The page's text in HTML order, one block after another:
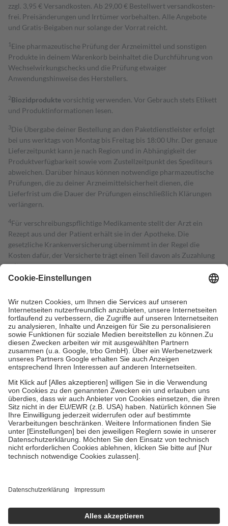
zzgl. 3,95 € Versandkosten. Ab 29,00 € Bestell­wert versand­kosten­
frei. Preisänderungen und Irrtümer vorbehalten. Alle Angebote
und Gratis-Beigaben nur solange der Vorrat reicht.
1 Eine pharmazeutische Prüfung der Arzneimittel und sonstigen
Produkte in deinem Warenkorb beinhaltet die Durchführung von
Wechselwirkungschecks und die Prüfung etwaiger
Anwendungshinweise des Herstellers.
2Biozidproduktevorsichtig verwenden. Vor Gebrauch stets Etikett
und Produktinformationen lesen.
3Die Übergabe deiner Bestellung an den Paketdienstleister erfolgt
bei uns werktags von Montag bis Freitag bis 18:00 Uhr. Der genaue
Lieferzeitpunkt kann je nach Region und in Abhängigkeit der
Produktverfügbarkeit sowie vom Zustellzeitpunkt des Spediteurs
abweichen. Darüber hinaus können notwendige pharmazeutische
Prüfungen, die zu deiner Arzneimittelsicherheit dienen, die
Lieferfrist um die Dauer der Prüfungen einschließlich Klärungen
verlängern.
4Für verschreibungspflichtige Medikamente stellt der Arzt ein
Rezept aus und der Patient erhält sie in der Apotheke. Die
gesetzliche Krankenversicherung übernimmt in der Regel die
Kosten dafür, der Versicherte trägt einen Teil davon als Zuzahlung
mit.
Grundsätzlich leisten Mitglieder Zuzahlungen in Höhe von zehn
höchstens zehn Euro.
Es sind jedoch nie mehr als die tatsächlichen
Kosten der Leistung zu entrichten.
Diese Regeln gelten grundsätzlich auch für Online-Apotheken.
Bei Heilmitteln und häuslicher Krankenpflege beträgt die
Zuzahlung zehn Prozent der Kosten sowie zehn Euro je
Verordnung.
Um das Engagement der Versicherten für ihre eigene Gesundheit zu
stärken und die besondere Stellung der Familie zu unterstützen,
fallenkeine Zuzahlungenan bei:
• Kindern und Jugendlichen bis zum vollendeten 18. Lebensjahr
mit Ausnahme der Fahrkosten
• Untersuchungen zur Vorsorge und Früherkennung, die von der
GKV getragen werden
• empfohlenen Schutzimpfungen
• Harn- und Blutteststreifen
getroffen, um sicherzustellen, dass es sich um echte Bewertungen
https://help.etrusted.com/hc/de/articles/4419944605341